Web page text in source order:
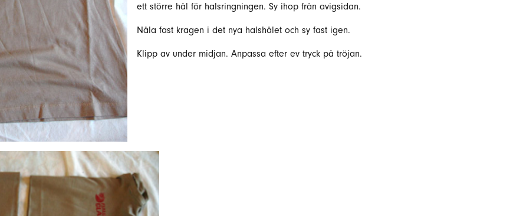
ett större hål för halsringningen. Sy ihop från avigsidan.
Nåla fast kragen i det nya halshålet och sy fast igen.
Klipp av under midjan. Anpassa efter ev tryck på tröjan.